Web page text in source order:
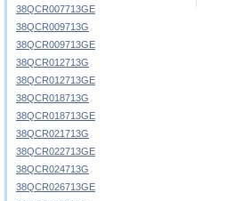
38QCR007713GE
38QCR009713G
38QCR009713GE
38QCR012713G
38QCR012713GE
38QCR018713G
38QCR018713GE
38QCR021713G
38QCR022713GE
38QCR024713G
38QCR026713GE